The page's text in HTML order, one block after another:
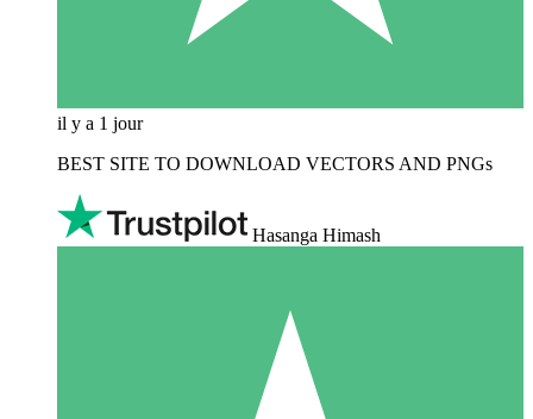
il y a 1 jour
BEST SITE TO DOWNLOAD VECTORS AND PNGs
Hasanga Himash